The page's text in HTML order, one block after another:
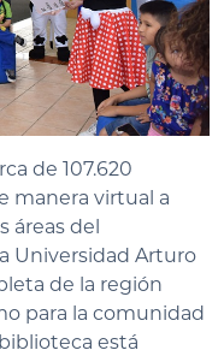
de 107.620
manera virtual a
áreas del
Universidad Arturo
de la región
para la comunidad
está